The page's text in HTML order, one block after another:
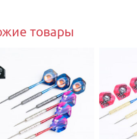
товары